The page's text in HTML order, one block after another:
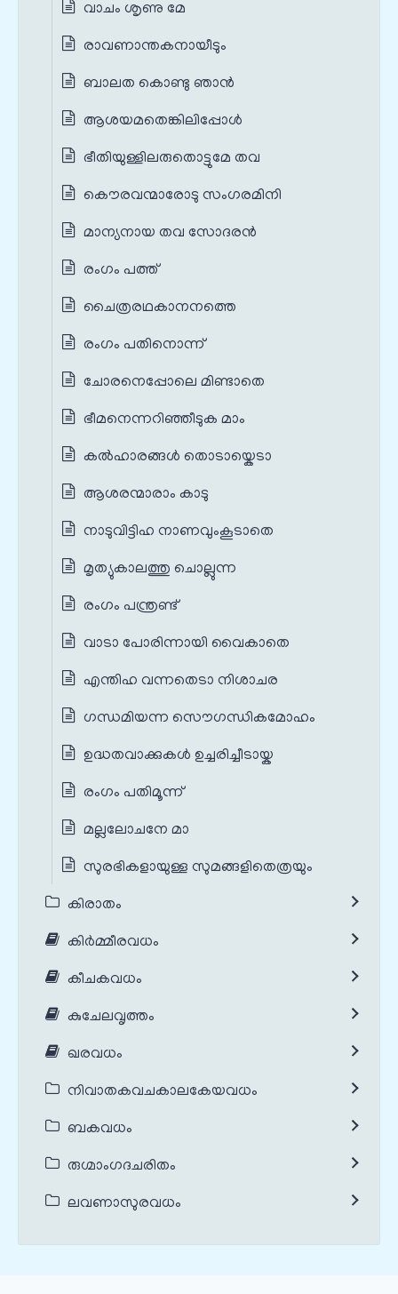
വാചം ശൃണു മേ
രാവണാന്തകനായീടും
ബാലത കൊണ്ടു ഞാൻ
ആശയമതെങ്കിലിപ്പോൾ
ഭീതിയുള്ളിലരുതൊട്ടുമേ തവ
കൌരവന്മാരോടു സംഗരമിനി
മാന്യനായ തവ സോദരൻ
രംഗം പത്ത്
ചൈത്രരഥകാനനത്തെ
രംഗം പതിനൊന്ന്
ചോരനെപ്പോലെ മിണ്ടാതെ
ഭീമനെന്നറിഞ്ഞീടുക മാം
കൽഹാരങ്ങൾ തൊടായ്കെടാ
ആശരന്മാരാം കാടു
നാടുവിട്ടിഹ നാണവുംകൂടാതെ
മൃത്യുകാലത്തു ചൊല്ലുന്ന
രംഗം പന്ത്രണ്ട്‌
വാടാ പോരിന്നായി വൈകാതെ
എന്തിഹ വന്നതെടാ നിശാചര
ഗന്ധമിയന്ന സൌഗന്ധികമോഹം
ഉദ്ധതവാക്കുകൾ ഉച്ചരിച്ചീടായ്ക
രംഗം പതിമൂന്ന്
മല്ലലോചനേ മാ
സുരഭികളായുള്ള സുമങ്ങളിതെത്രയും
കിരാതം
കിർമ്മീരവധം
കീചകവധം
കുചേലവൃത്തം
ഖരവധം
നിവാതകവചകാലകേയവധം
ബകവധം
രുഗ്മാംഗദചരിതം
ലവണാസുരവധം